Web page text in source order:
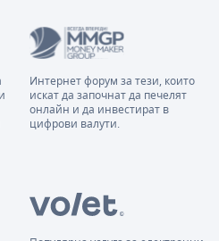
Интернет форум за тези, които
искат да започнат да печелят
онлайн и да инвестират в
цифрови валути.